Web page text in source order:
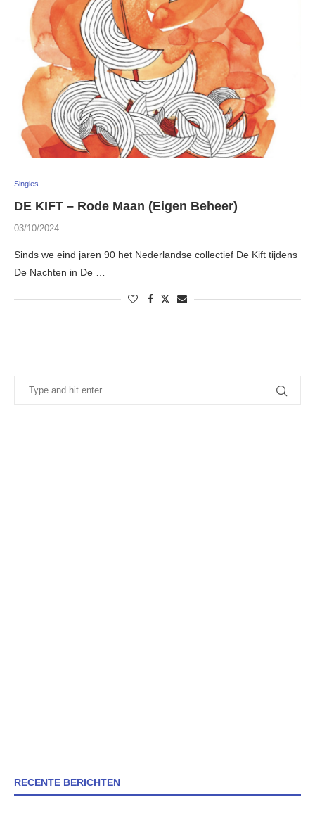
Singles
DE KIFT – Rode Maan (Eigen Beheer)
03/10/2024
Sinds we eind jaren 90 het Nederlandse collectief De Kift tijdens
De Nachten in De …
RECENTE BERICHTEN